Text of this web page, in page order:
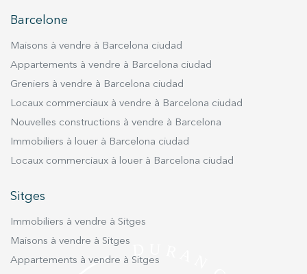
Barcelone
Maisons à vendre à Barcelona ciudad
Appartements à vendre à Barcelona ciudad
Greniers à vendre à Barcelona ciudad
Locaux commerciaux à vendre à Barcelona ciudad
Nouvelles constructions à vendre à Barcelona
Immobiliers à louer à Barcelona ciudad
Locaux commerciaux à louer à Barcelona ciudad
Sitges
Immobiliers à vendre à Sitges
Maisons à vendre à Sitges
Appartements à vendre à Sitges
sauvegarder les informations de préférence de l'utilisateur
pour améliorer la qualité de nos services et offrir une
Marketing et Publicité
les préférences et les choix personnels de l'utilisateur
grâce à l'observation continue de ses habitudes de
navigation. Grâce à eux, nous pouvons connaître les
habitudes de navigation sur le site Web et afficher des